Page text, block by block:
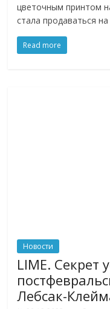
цветочным принтом
стала продаваться
Read more
Новости
LIME. Секрет
Лебсак-